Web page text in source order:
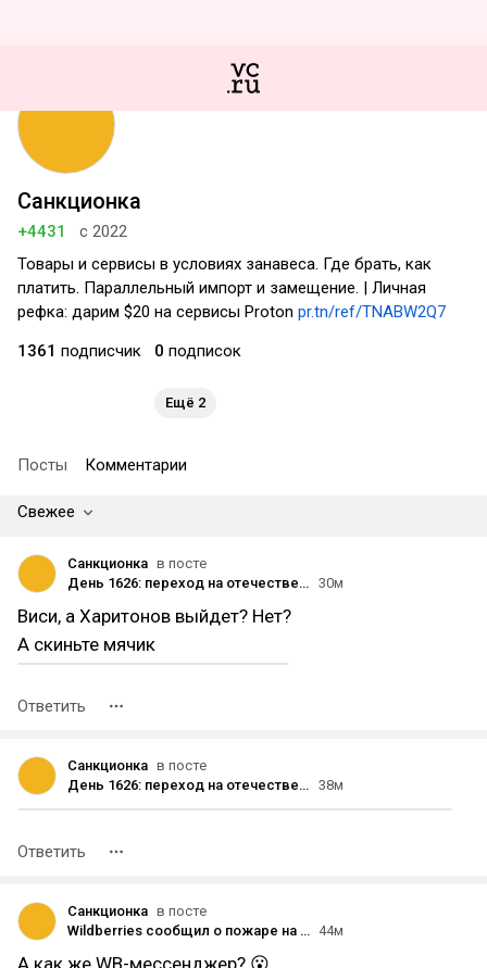
Санкционка
+4431
с 2022
Товары и сервисы в условиях занавеса. Где брать, как
платить. Параллельный импорт и замещение. | Личная
рефка: дарим $20 на сервисы Proton pr.tn/ref/TNABW2Q7
1361 подписчик 0 подписок
Ещё 2
Посты Комментарии
Свежее
Санкционка в посте
День 1626: переход на отечественные сертификаты безопасности может стоить каждой крупной российской компании 10-50 млн рублей 30м
Виси, а Харитонов выйдет? Нет?
А скиньте мячик
Ответить
Санкционка в посте
День 1626: переход на отечественные сертификаты безопасности может стоить каждой крупной российской компании 10-50 млн рублей 38м
Ответить
Санкционка в посте
Wildberries сообщил о пожаре на складе в Екатеринбурге после атаки беспилотников 44м
А как же WB-мессенджер? 😮